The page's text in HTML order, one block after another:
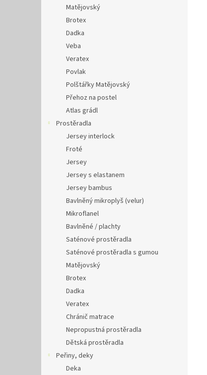
Matějovský
Brotex
Dadka
Veba
Veratex
Povlak
Polštářky Matějovský
Přehoz na postel
Atlas grádl
Prostěradla
Jersey interlock
Froté
Jersey
Jersey s elastanem
Jersey bambus
Bavlněný mikroplyš (velur)
Mikroflanel
Bavlněné / plachty
Saténové prostěradla
Saténové prostěradla s gumou
Matějovský
Brotex
Dadka
Veratex
Chránič matrace
Nepropustná prostěradla
Dětská prostěradla
Peřiny, deky
Deka